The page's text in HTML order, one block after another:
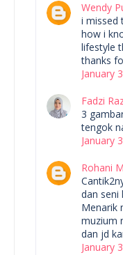
Wendy
i missed
how i
lifestyle
thanks
January
Fadzi
3
tengok
January
Rohani
dan seni
Menarik
muzium
dan jd
January